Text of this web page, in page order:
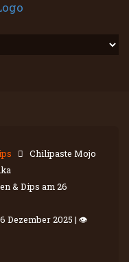
Chilipaste Mojo
& Dips am 26
Dezember 2025 | 👁